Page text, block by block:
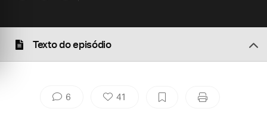
Texto do episódio
6 41